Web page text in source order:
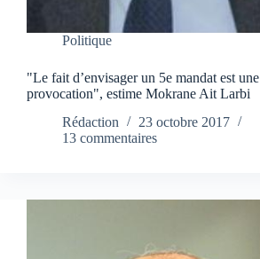
Politique
"Le fait d’envisager un 5e mandat est une
provocation", estime Mokrane Ait Larbi
Rédaction
23 octobre 2017
13 commentaires